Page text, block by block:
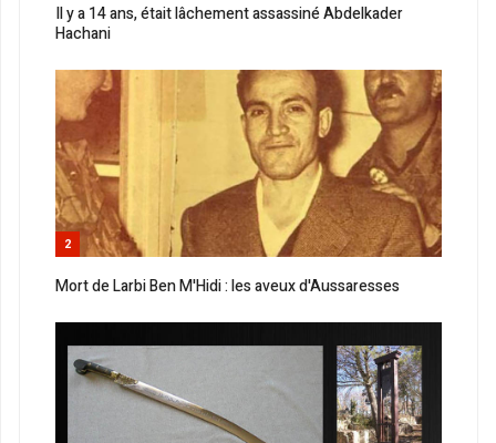
Il y a 14 ans, était lâchement assassiné Abdelkader
Hachani
2
Mort de Larbi Ben M'Hidi : les aveux d'Aussaresses